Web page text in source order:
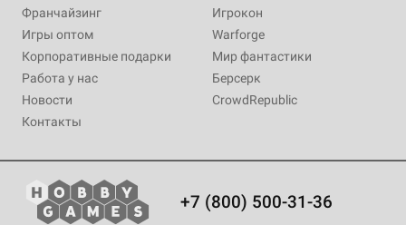
Франчайзинг
Игры оптом
Корпоративные подарки
Работа у нас
Новости
Контакты
Игрокон
Warforge
Мир фантастики
Берсерк
CrowdRepublic
+7 (800) 500-31-36